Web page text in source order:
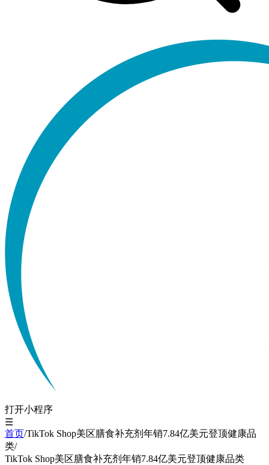
打开小程序
☰
首页/TikTok Shop美区膳食补充剂年销7.84亿美元登顶健康品
类/
TikTok Shop美区膳食补充剂年销7.84亿美元登顶健康品类